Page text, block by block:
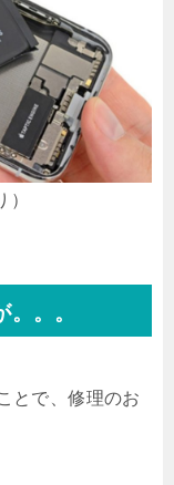
。。
とで、修理のお